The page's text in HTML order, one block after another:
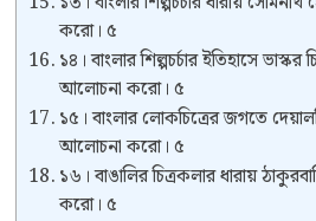
করো। ৫
১৪। বাংলার শিল্পচর্চার ইতিহাসে
আলোচনা করো। ৫
১৫। বাংলার লোকচিত্রের জগতে
আলোচনা করো। ৫
১৬। বাঙালির চিত্রকলার ধারায়
করো। ৫